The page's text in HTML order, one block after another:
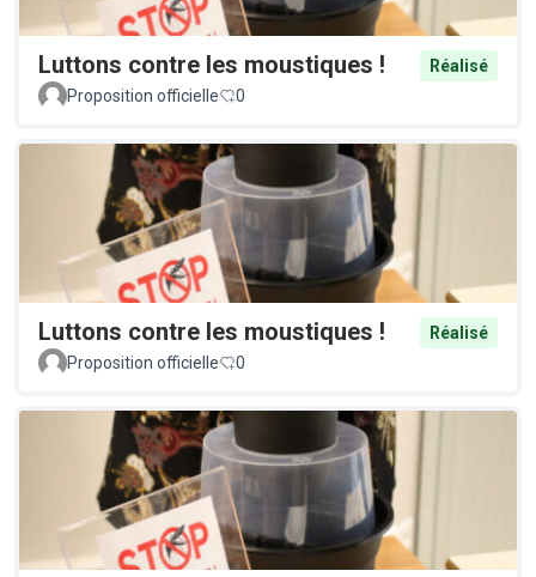
Luttons contre les moustiques !
Réalisé
Proposition officielle
0
Luttons contre les moustiques !
Réalisé
Proposition officielle
0